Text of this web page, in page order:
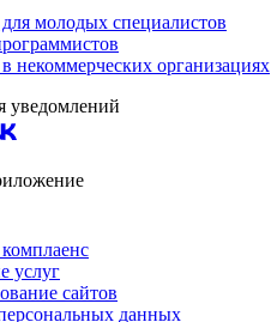
молодых специалистов
некоммерческих организациях
уведомлений
услуг
сайтов
данных